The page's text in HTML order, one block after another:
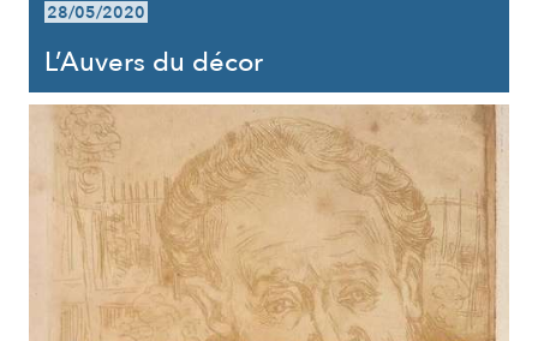
28/05/2020
L’Auvers du décor